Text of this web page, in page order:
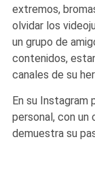
extremos,
olvidar los
un grupo de
contenidos,
canales de su
En su Instagram
personal, con un
demuestra su